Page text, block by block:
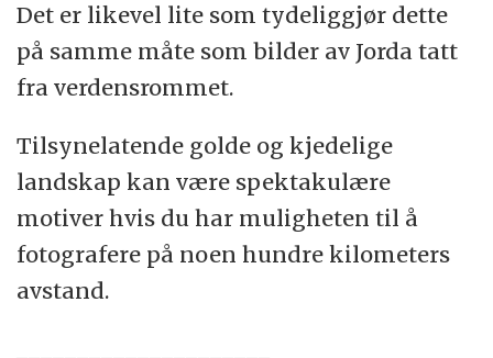
Det er likevel lite som tydeliggjør dette
på samme måte som bilder av Jorda tatt
fra verdensrommet.
Tilsynelatende golde og kjedelige
landskap kan være spektakulære
motiver hvis du har muligheten til å
fotografere på noen hundre kilometers
avstand.